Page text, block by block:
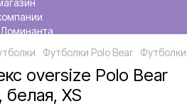
Футболки Polo Bear
oversize Polo Bear
XS